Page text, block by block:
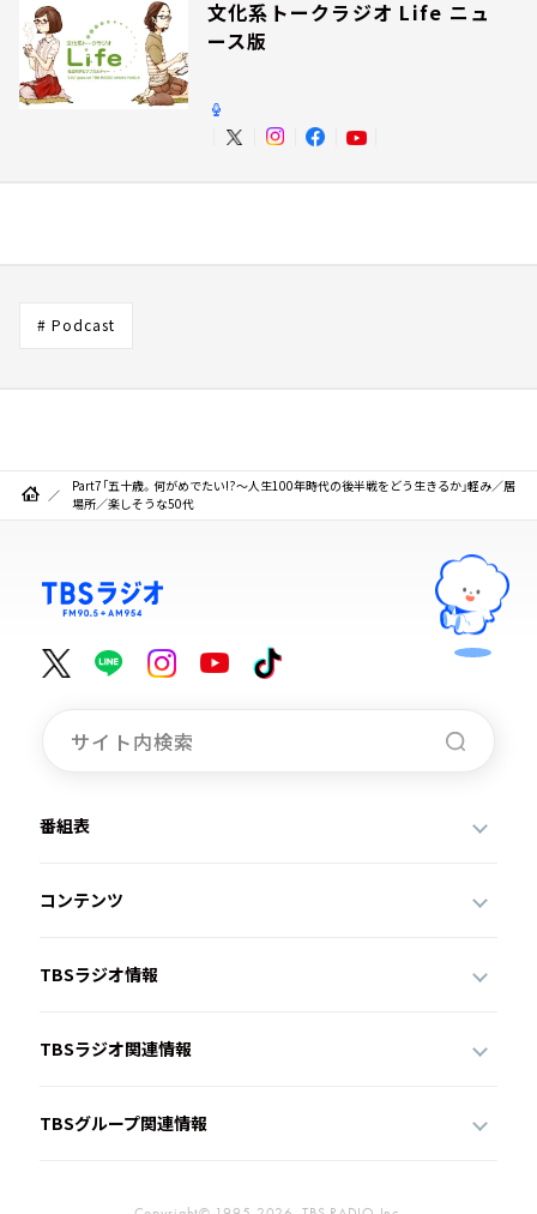
文化系トークラジオ Life ニュ
ース版
# Podcast
Part7「五十歳。何がめでたい!?～人生100年時代の後半戦をどう生きるか」軽み／居
場所／楽しそうな50代
番組表
コンテンツ
TBSラジオ情報
TBSラジオ関連情報
TBSグループ関連情報